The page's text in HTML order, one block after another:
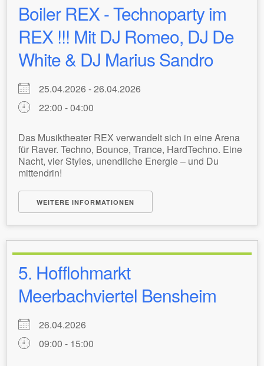
Boiler REX - Technoparty im
REX !!! Mit DJ Romeo, DJ De
White & DJ Marius Sandro
25.04.2026 - 26.04.2026
22:00 - 04:00
Das Musiktheater REX verwandelt sich in eine Arena
für Raver. Techno, Bounce, Trance, HardTechno. Eine
Nacht, vier Styles, unendliche Energie – und Du
mittendrin!
WEITERE INFORMATIONEN
5. Hofflohmarkt
Meerbachviertel Bensheim
26.04.2026
09:00 - 15:00